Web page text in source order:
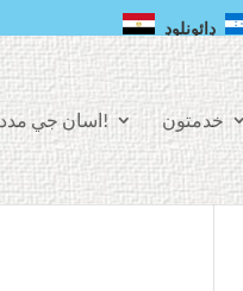
ڊائونلوڊ
اسان جي مدد ڪريو! خدمتون